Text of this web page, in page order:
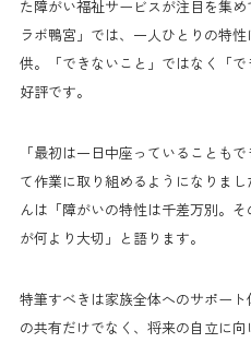
た障がい福祉サービスが注目を集
ラボ鴨宮」では、一人ひとりの特
供。「できないこと」ではなく「
好評です。
「最初は一日中座っていることも
て作業に取り組めるようになりま
んは「障がいの特性は千差万別。
が何より大切」と語ります。
特筆すべきは家族全体へのサポー
の共有だけでなく、将来の自立に